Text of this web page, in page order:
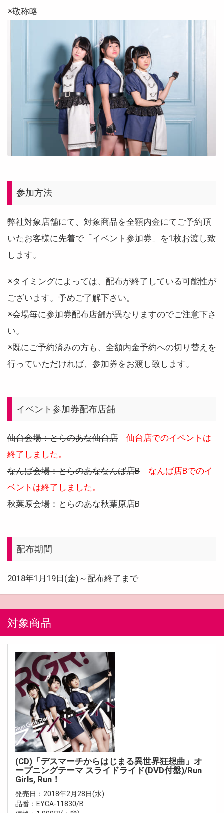
※敬称略
参加方法
弊社対象店舗にて、対象商品を全額内金にてご予約頂
いたお客様に先着で「イベント参加券」を1枚お渡し致
します。
※タイミングによっては、配布が終了している可能性が
ございます。予めご了解下さい。
※会場毎に参加券配布店舗が異なりますのでご注意下さ
い。
※既にご予約済みの方も、全額内金予約への切り替えを
行っていただければ、参加券をお渡し致します。
イベント参加券配布店舗
仙台会場：とらのあな仙台店
仙台店でのイベントは
終了しました。
なんば会場：とらのあななんば店B
なんば店Bでのイ
ベントは終了しました。
秋葉原会場：とらのあな秋葉原店B
配布期間
2018年1月19日(金)～配布終了まで
対象商品
(CD)「デスマーチからはじまる異世界狂想曲」オ
ープニングテーマ スライドライド(DVD付盤)/Run
Girls, Run！
発売日：2018年2月28日(水)
品番：EYCA-11830/B